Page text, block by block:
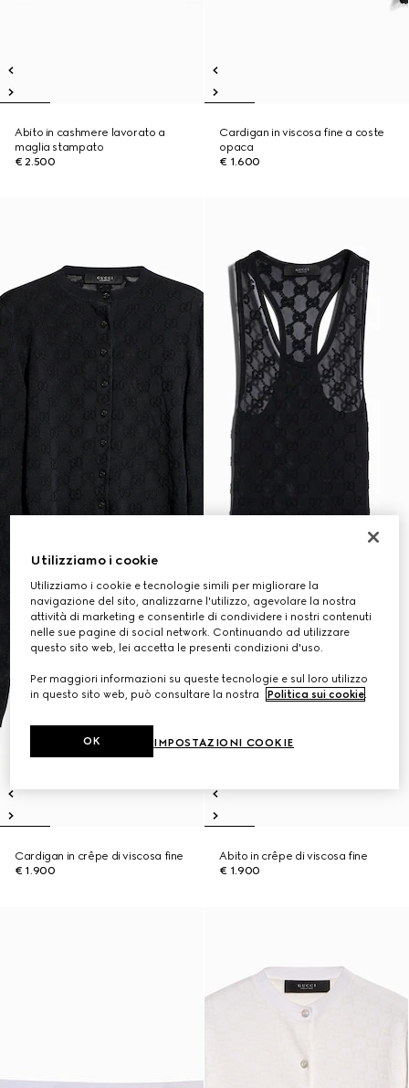
Abito in cashmere lavorato a
maglia stampato
€ 2.500
Cardigan in viscosa fine a coste
opaca
€ 1.600
Cardigan in crêpe di viscosa fine
€ 1.900
Abito in crêpe di viscosa fine
€ 1.900
Utilizziamo i cookie
Utilizziamo i cookie e tecnologie simili per migliorare la
navigazione del sito, analizzarne l'utilizzo, agevolare la nostra
attività di marketing e consentirle di condividere i nostri contenuti
nelle sue pagine di social network. Continuando ad utilizzare
questo sito web, lei accetta le presenti condizioni d'uso.
Per maggiori informazioni su queste tecnologie e sul loro utilizzo
in questo sito web, può consultare la nostra
Politica sui cookie.
IMPOSTAZIONI COOKIE
OK